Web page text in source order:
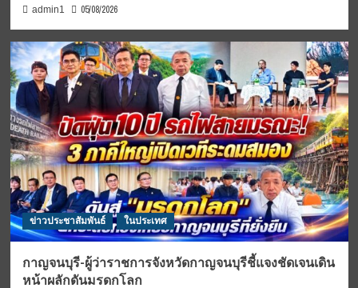
admin1 05/08/2026
ข่าวประชาสัมพันธ์ ในประเทศ
กาญจนบุรี-ผู้ว่าราชการจังหวัดกาญจนบุรีชี้แจงชัดเจนเดิน
หน้าผลักดันมรดกโลก